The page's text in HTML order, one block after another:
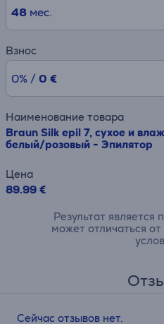
48мес.
Взнос
0% / 0 €
Наименование товара
Braun Silk epil 7, сухое и
белый/розовый - Эпилятор
Цена
89.99 €
Результат является
может отличаться
Сейчас отзывов нет.